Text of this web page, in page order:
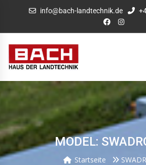
info@bach-landtechnik.de
MODEL:
Startseite